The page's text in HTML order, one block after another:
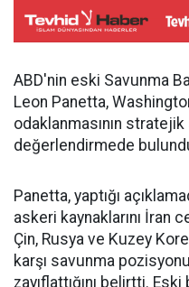
ABD'nin eski Savunma
Leon Panetta,
odaklanmasının
değerlendirmede
Panetta, yaptığı
askeri kaynaklarını İran
Çin, Rusya ve Kuzey
karşı savunma
zayıflattığını belirtti.